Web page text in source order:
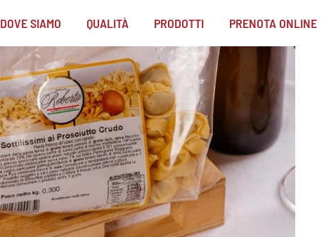
DOVE SIAMO QUALITÀ PRODOTTI PRENOTA ONLINE